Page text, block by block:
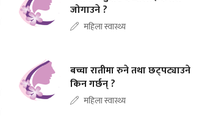
जोगाउने ?
महिला स्वास्थ्य
बच्चा रातीमा रुने तथा छट्पट्याउने
किन गर्छन् ?
महिला स्वास्थ्य